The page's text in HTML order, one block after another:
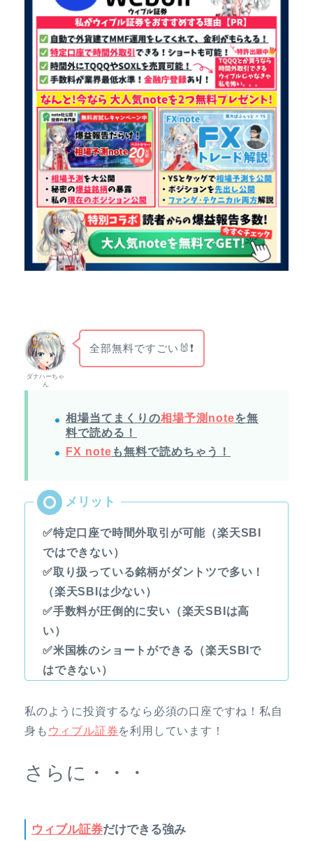
ダナハーちゃ
ん
全部無料ですごい🐰❗
相場当てまくりの相場予測noteを無
料で読める！
FX note も無料で読めちゃう！
✅特定口座で時間外取引が可能（楽天SBI
ではできない）
✅取り扱っている銘柄がダントツで多い！
（楽天SBIは少ない）
✅手数料が圧倒的に安い（楽天SBIは高
い）
✅米国株のショートができる（楽天SBIで
はできない）
私のように投資するなら必須の口座ですね！私自
身も ウィブル証券を利用しています！
さらに・・・
ウィブル証券だけできる強み